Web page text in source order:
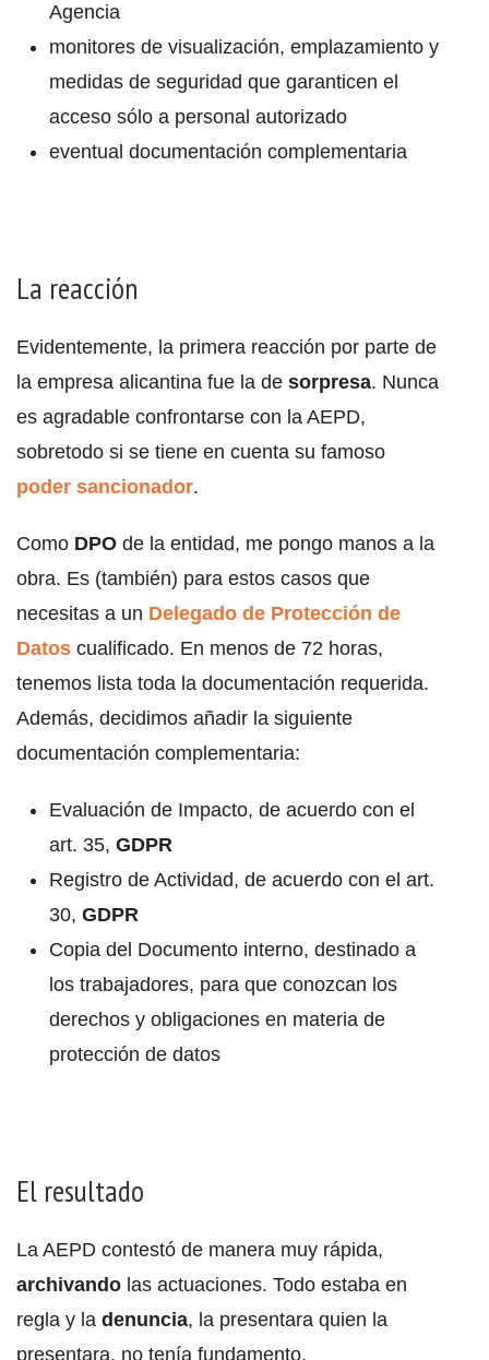
Agencia
monitores de visualización, emplazamiento y
medidas de seguridad que garanticen el
acceso sólo a personal autorizado
eventual documentación complementaria
La reacción
Evidentemente, la primera reacción por parte de
la empresa alicantina fue la de sorpresa. Nunca
es agradable confrontarse con la AEPD,
sobretodo si se tiene en cuenta su famoso
poder sancionador.
Como DPO de la entidad, me pongo manos a la
obra. Es (también) para estos casos que
necesitas a un Delegado de Protección de
Datos cualificado. En menos de 72 horas,
tenemos lista toda la documentación requerida.
Además, decidimos añadir la siguiente
documentación complementaria:
Evaluación de Impacto, de acuerdo con el
art. 35, GDPR
Registro de Actividad, de acuerdo con el art.
30, GDPR
Copia del Documento interno, destinado a
los trabajadores, para que conozcan los
derechos y obligaciones en materia de
protección de datos
El resultado
La AEPD contestó de manera muy rápida,
archivando las actuaciones. Todo estaba en
regla y la denuncia, la presentara quien la
presentara, no tenía fundamento.